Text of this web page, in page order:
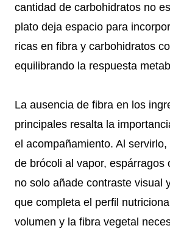
cantidad de carbohidratos no
plato deja espacio para
ricas en fibra y carbohidratos
equilibrando la respuesta
La ausencia de fibra en los
principales resalta la
el acompañamiento. Al
de brócoli al vapor, espárragos
no solo añade contraste visual
que completa el perfil
volumen y la fibra vegetal